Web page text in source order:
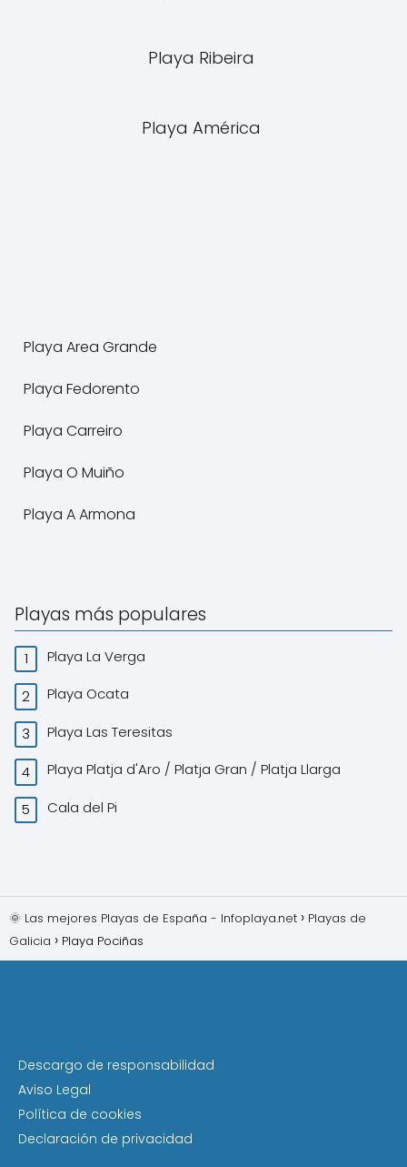
Playa Ribeira
Playa América
Playa Area Grande
Playa Fedorento
Playa Carreiro
Playa O Muiño
Playa A Armona
Playas más populares
Playa La Verga
Playa Ocata
Playa Las Teresitas
Playa Platja d'Aro / Platja Gran / Platja Llarga
Cala del Pi
🌞 Las mejores Playas de España - Infoplaya.net
Playas de
Galicia
Playa Pociñas
Descargo de responsabilidad
Aviso Legal
Política de cookies
Declaración de privacidad